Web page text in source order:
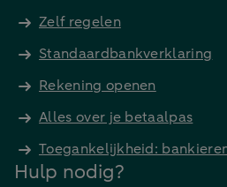
Zelf regelen
Standaardbankverklaring
Rekening openen
Alles over je betaalpas
Toegankelijkheid:
Hulp nodig?